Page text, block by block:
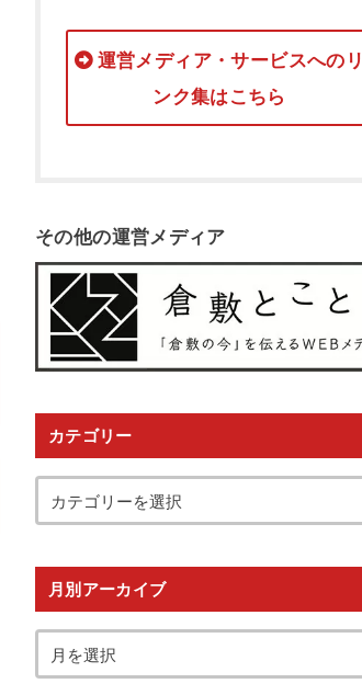
運営メディア・サービスへのリ
ンク集はこちら
その他の運営メディア
カテゴリー
月別アーカイブ